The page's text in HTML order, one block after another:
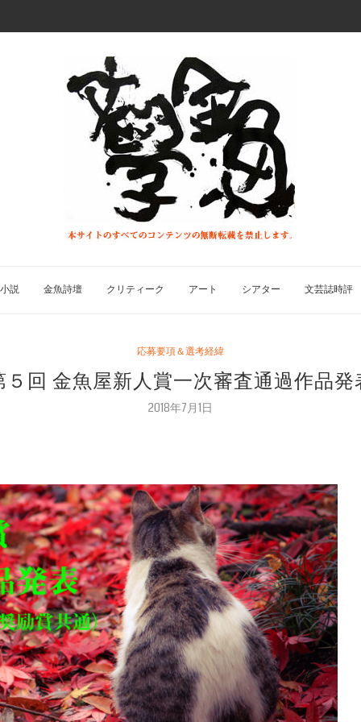
小説 金魚詩壇 クリティーク アート シアター 文芸誌時評
応募要項＆選考経緯
５回 金魚屋新人賞一次審査通過作品発
2018年7月1日